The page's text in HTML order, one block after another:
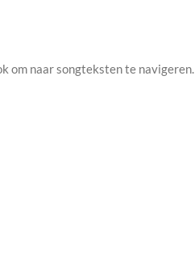
om naar songteksten te navigeren.